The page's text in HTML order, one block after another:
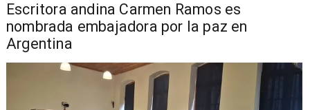
Escritora andina Carmen Ramos es
nombrada embajadora por la paz en
Argentina